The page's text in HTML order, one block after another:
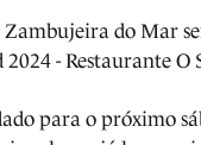
Zambujeira do Mar
- Restaurante O
para o próximo